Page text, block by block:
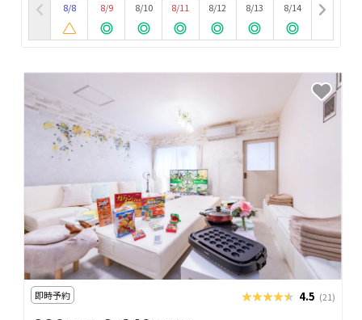
8/8
8/9
8/10
8/11
8/12
8/13
8/14
即時予約 ★★★★★
★★★★★ 4.5 (21)